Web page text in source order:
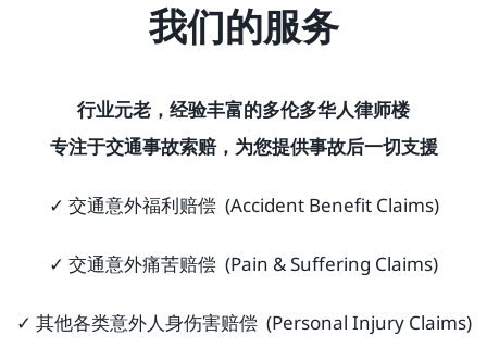
我们的服务
行业元老，经验丰富的多伦多华人律师楼
专注于交通事故索赔，为您提供事故后一切支援
✓ 交通意外福利赔偿 (Accident Benefit Claims)
✓ 交通意外痛苦赔偿 (Pain & Suffering Claims)
✓ 其他各类意外人身伤害赔偿 (Personal Injury Claims)